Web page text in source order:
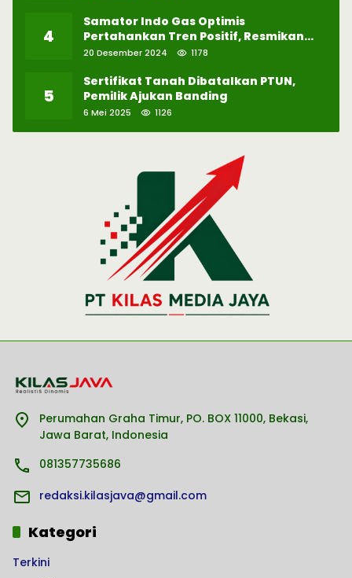
4
Samator Indo Gas Optimis
Pertahankan Tren Positif, Resmikan
Pabrik Hidrogen ke-57 di Batam
20 Desember 2024 1178
5
Sertifikat Tanah Dibatalkan PTUN,
Pemilik Ajukan Banding
6 Mei 2025 1126
Perumahan Graha Timur, PO. BOX 11000, Bekasi,
Jawa Barat, Indonesia
081357735686
redaksi.kilasjava@gmail.com
Kategori
Terkini